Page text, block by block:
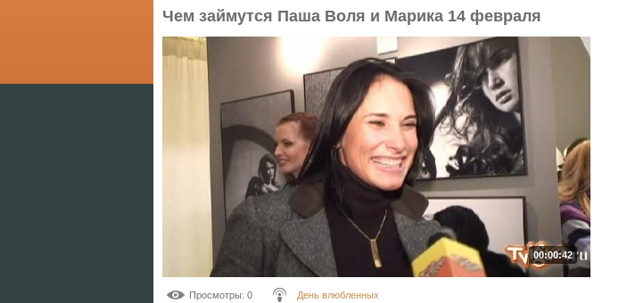
Чем займутся Паша Воля и Марика 14 февраля
00:00:42
Просмотры: 0 День влюбленных